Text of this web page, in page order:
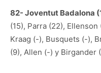
82- Joventut Badalona
(15), Parra (22),
Kraag (-), Busquets (-),
(9), Allen (-) y Birgander